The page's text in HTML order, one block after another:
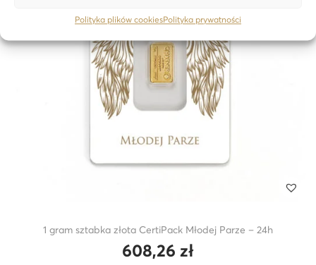
Polityka plików cookiesPolityka prywatności
1 gram sztabka złota CertiPack Młodej Parze – 24h
608,26 zł